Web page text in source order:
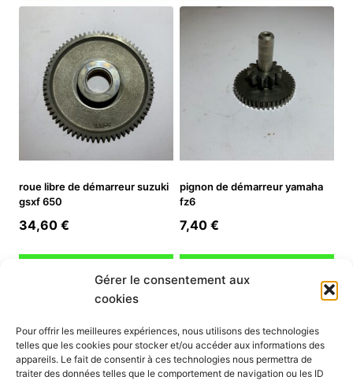
Gérer le consentement aux
cookies
Pour offrir les meilleures expériences, nous utilisons des technologies
telles que les cookies pour stocker et/ou accéder aux informations des
appareils. Le fait de consentir à ces technologies nous permettra de
traiter des données telles que le comportement de navigation ou les ID
roue libre de démarreur suzuki
gsxf 650
34,60 €
pignon de démarreur yamaha
fz6
7,40 €
INFORMATION
Mon compte
Nous contacter